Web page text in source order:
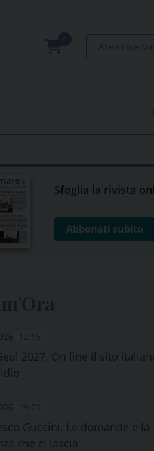
Sfoglia la rivista
Abbonati subito
2027. On line il sito
Guccini. Le domande e la
che ci lascia